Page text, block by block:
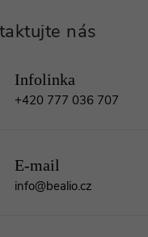
info@bealio.cz
+420 777 036 707